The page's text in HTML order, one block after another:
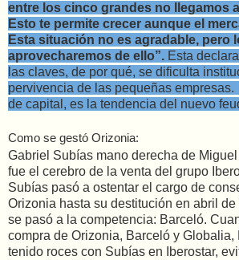
entre los cinco grandes no llegamos
Esto te permite crecer aunque el
Esta situación no es agradable, pero
aprovecharemos de ello”. Esta
las claves, de por qué, se dificulta
pervivencia de las pequeñas
de capital, es la tendencia del nuevo
Como se gestó Orizonia:
Gabriel Subías mano derecha de
fue el cerebro de la venta del grupo
Subías pasó a ostentar el cargo de
Orizonia hasta su destitución en abril
se pasó a la competencia: Barceló.
compra de Orizonia, Barceló y Globalia,
tenido roces con Subías en Iberostar,